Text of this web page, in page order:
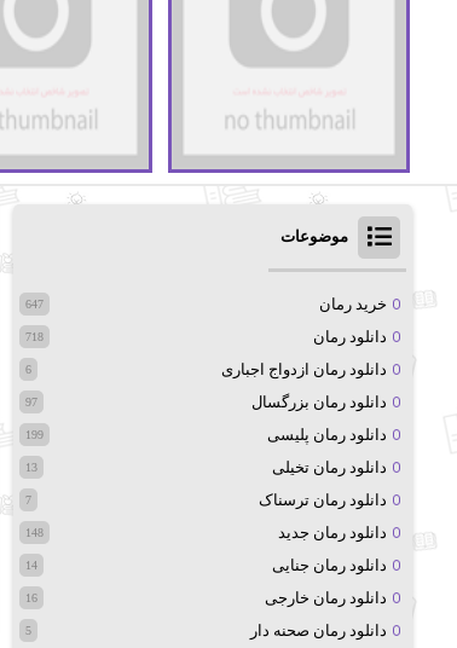
موضوعات
خرید رمان 647
دانلود رمان 718
دانلود رمان ازدواج اجباری 6
دانلود رمان بزرگسال 97
دانلود رمان پلیسی 199
دانلود رمان تخیلی 13
دانلود رمان ترسناک 7
دانلود رمان جدید 148
دانلود رمان جنایی 14
دانلود رمان خارجی 16
دانلود رمان صحنه دار 5